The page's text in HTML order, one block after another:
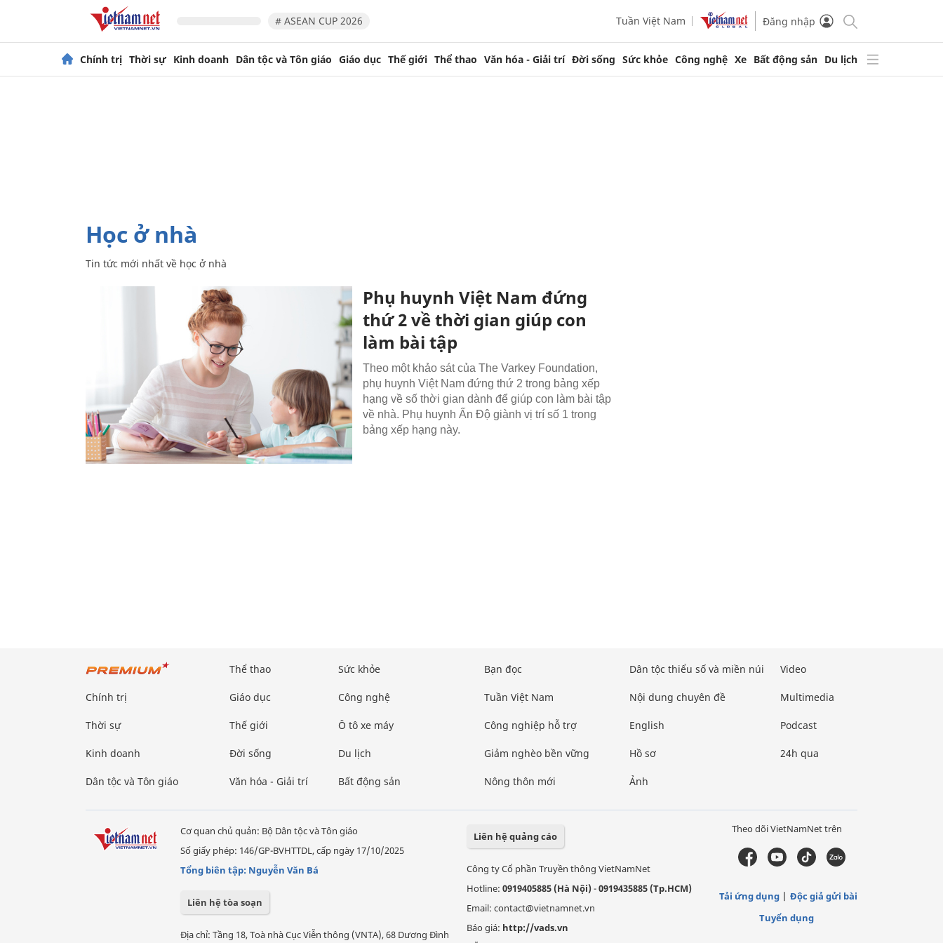
# ASEAN CUP 2026 Tuần Việt Nam Đăng nhập
Chính trị Thời sự Kinh doanh Dân tộc và Tôn giáo Giáo dục Thế giới Thể thao Văn hóa - Giải trí Đời sống Sức khỏe Công nghệ Xe Bất động sản Du lịch
học ở nhà
Tin tức mới nhất về học ở nhà
Phụ huynh Việt Nam đứng
thứ 2 về thời gian giúp con
làm bài tập
Theo một khảo sát của The Varkey Foundation,
phụ huynh Việt Nam đứng thứ 2 trong bảng xếp
hạng về số thời gian dành để giúp con làm bài tập
về nhà. Phụ huynh Ấn Độ giành vị trí số 1 trong
bảng xếp hạng này.
Chính trị
Thời sự
Kinh doanh
Dân tộc và Tôn giáo
Thể thao
Giáo dục
Thế giới
Đời sống
Văn hóa - Giải trí
Sức khỏe
Công nghệ
Ô tô xe máy
Du lịch
Bất động sản
Bạn đọc
Tuần Việt Nam
Công nghiệp hỗ trợ
Giảm nghèo bền vững
Nông thôn mới
Dân tộc thiểu số và miền núi
Nội dung chuyên đề
English
Hồ sơ
Ảnh
Video
Multimedia
Podcast
24h qua
Cơ quan chủ quản: Bộ Dân tộc và Tôn giáo
Số giấy phép: 146/GP-BVHTTDL, cấp ngày 17/10/2025
Tổng biên tập: Nguyễn Văn Bá
Liên hệ tòa soạn
Địa chỉ: Tầng 18, Toà nhà Cục Viễn thông (VNTA), 68 Dương Đình
Liên hệ quảng cáo
Công ty Cổ phần Truyền thông VietNamNet
Hotline: 0919405885 (Hà Nội)-0919435885 (Tp.HCM)
Email: contact@vietnamnet.vn
Báo giá: http://vads.vn
Theo dõi VietNamNet trên
Tải ứng dụng
Độc giả gửi bài
Tuyển dụng